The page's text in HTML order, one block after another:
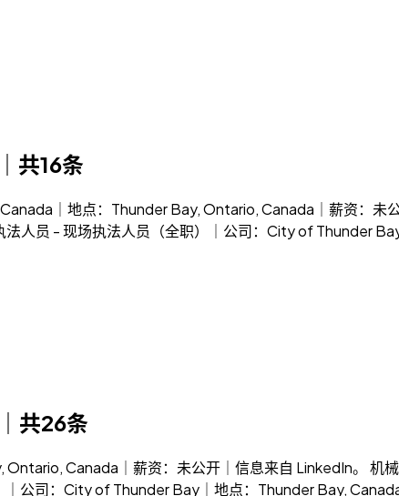
共16条
｜地点：Thunder Bay, Ontario, Canada｜薪资：未
人员 - 现场执法人员（全职）｜公司：City of Thunder
共26条
Canada｜薪资：未公开｜信息来自 LinkedIn。 机
公司：City of Thunder Bay｜地点：Thunder Bay,